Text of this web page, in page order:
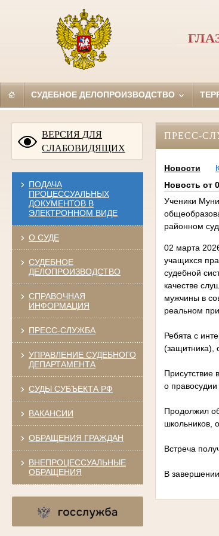
СУДЕБНОЕ ДЕЛОПРОИЗВОДСТВО
ВЕРСИЯ ДЛЯ
СЛАБОВИДЯЩИХ
ПОДАЧА
ПРОЦЕССУАЛЬНЫХ
ДОКУМЕНТОВ В
ЭЛЕКТРОННОМ ВИДЕ
О СУДЕ
СУДЕБНОЕ
ДЕЛОПРОИЗВОДСТВО
СПРАВОЧНАЯ
ИНФОРМАЦИЯ
ПРЕСС-СЛУЖБА
УПРАВЛЕНИЕ СУДЕБНОГО
ДЕПАРТАМЕНТА
СУДЫ СУБЪЕКТА РФ
ВАКАНСИИ
ОБРАЩЕНИЯ ГРАЖДАН
ВНЕПРОЦЕССУАЛЬНЫЕ
ОБРАЩЕНИЯ
ПРЕСС-
Новости
Новость от
Ученики
районном
02 марта
учащихся
судебной
качестве
мужчины в
реальном
Ребята с
(защитника),
Присутствие
о
Продолжил
школьников,
Встреча
В